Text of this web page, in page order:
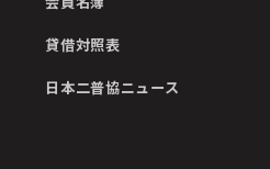
貸借対照表
日本二普協ニュース